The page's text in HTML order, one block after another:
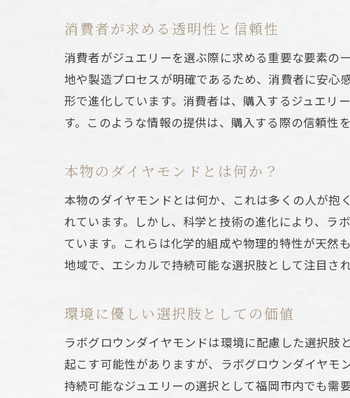
ダ
エ
消
購
信
消
福
消費者が求める透明性と信頼性
消費者がジュエリーを選ぶ際に求める重要な要素の
地や製造プロセスが明確であるため、消費者に安心
形で進化しています。消費者は、購入するジュエリ
す。このような情報の提供は、購入する際の信頼性
本物のダイヤモンドとは何か？
本物のダイヤモンドとは何か、これは多くの人が抱
れています。しかし、科学と技術の進化により、ラ
ています。これらは化学的組成や物理的特性が天然
地域で、エシカルで持続可能な選択肢として注目され
環境に優しい選択肢としての価値
ラボグロウンダイヤモンドは環境に配慮した選択肢
起こす可能性がありますが、ラボグロウンダイヤモ
持続可能なジュエリーの選択として福岡市内でも需